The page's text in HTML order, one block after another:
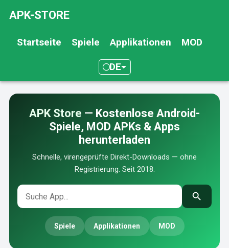
APK-STORE
Startseite Spiele Applikationen MOD
DE
APK Store — Kostenlose Android-
Spiele, MOD APKs & Apps
herunterladen
Schnelle, virengeprüfte Direkt-Downloads — ohne
Registrierung. Seit 2018.
Spiele Applikationen MOD